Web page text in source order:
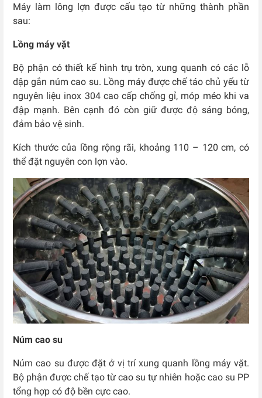
Máy làm lông lợn được cấu tạo từ những thành phần
sau:
Lồng máy vặt
Bộ phận có thiết kế hình trụ tròn, xung quanh có các lỗ
dập gắn núm cao su. Lồng máy được chế táo chủ yếu từ
nguyên liệu inox 304 cao cấp chống gỉ, móp méo khi va
đập mạnh. Bên cạnh đó còn giữ được độ sáng bóng,
đảm bảo vệ sinh.
Kích thước của lồng rộng rãi, khoảng 110 – 120 cm, có
thể đặt nguyên con lợn vào.
Núm cao su
Núm cao su được đặt ở vị trí xung quanh lồng máy vặt.
Bộ phận được chế tạo từ cao su tự nhiên hoặc cao su PP
tổng hợp có độ bền cực cao.